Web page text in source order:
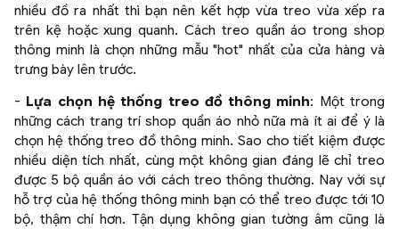
nhiều đồ ra nhất thì bạn nên kết hợp vừa treo vừa xếp ra
trên kệ hoặc xung quanh. Cách treo quần áo trong shop
thông minh là chọn những mẫu "hot" nhất của cửa hàng và
trưng bày lên trước.
- Lựa chọn hệ thống treo đồ thông minh: Một trong
những cách trang trí shop quần áo nhỏ nữa mà ít ai để ý là
chọn hệ thống treo đồ thông minh. Sao cho tiết kiệm được
nhiều diện tích nhất, cùng một không gian đáng lẽ chỉ treo
được 5 bộ quần áo với cách treo thông thường. Nay với sự
hỗ trợ của hệ thống thông minh bạn có thể treo được tới 10
bộ, thậm chí hơn. Tận dụng không gian tường âm cũng là